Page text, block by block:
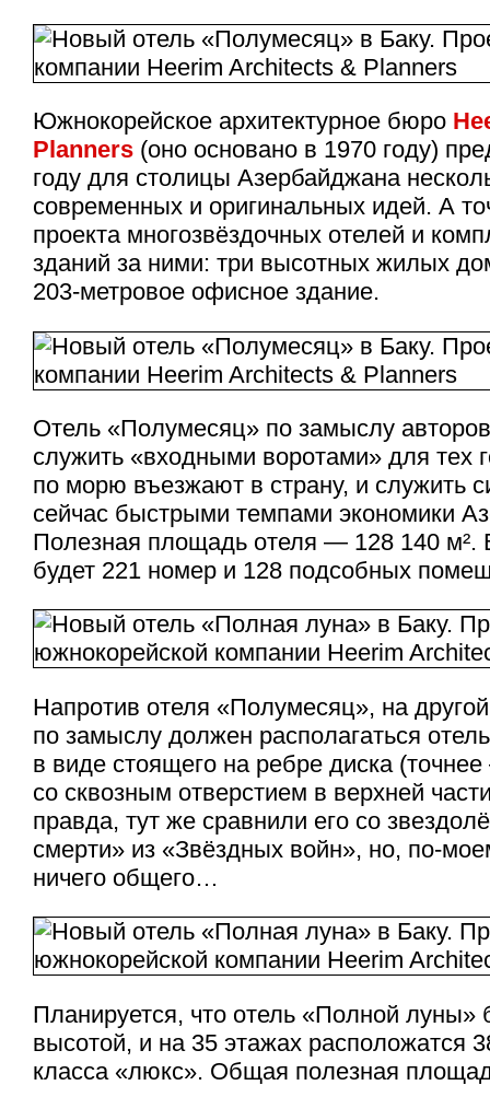
Южнокорейское архитектурное бюро
Planners (оно основано в 1970 году)
году для столицы Азербайджана
современных и оригинальных идей. А
проекта многозвёздочных отелей и
зданий за ними: три высотных жилых
203-метровое офисное здание.
Отель «Полумесяц» по замыслу
служить «входными воротами» для тех
по морю въезжают в страну, и служить
сейчас быстрыми темпами экономики
Полезная площадь отеля — 128 140 м².
будет 221 номер и 128 подсобных
Напротив отеля «Полумесяц», на
по замыслу должен располагаться
в виде стоящего на ребре диска
со сквозным отверстием в верхней
правда, тут же сравнили его со
смерти» из «Звёздных войн», но, по-
ничего общего…
Планируется, что отель «Полной луны»
высотой, и на 35 этажах расположатся
класса «люкс». Общая полезная